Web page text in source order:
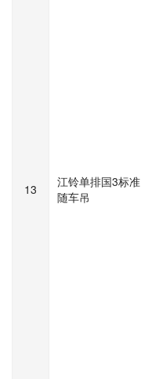
13
江铃单排国3标准
随车吊